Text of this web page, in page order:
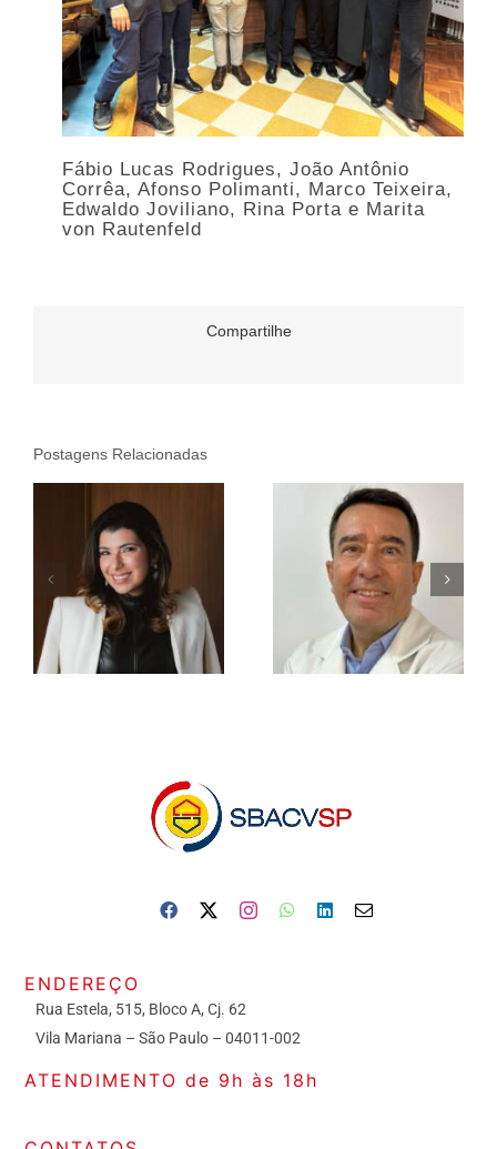
Fábio Lucas Rodrigues, João Antônio
Corrêa, Afonso Polimanti, Marco Teixeira,
Edwaldo Joviliano, Rina Porta e Marita
von Rautenfeld
Compartilhe
Postagens Relacionadas
ENDEREÇO
Rua Estela, 515, Bloco A, Cj. 62
Vila Mariana – São Paulo – 04011-002
ATENDIMENTO de 9h às 18h